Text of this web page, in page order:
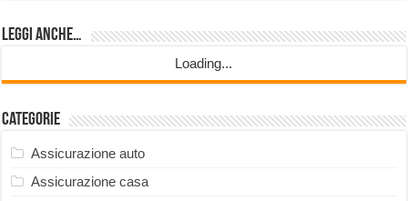
Leggi anche…
Loading...
Categorie
Assicurazione auto
Assicurazione casa